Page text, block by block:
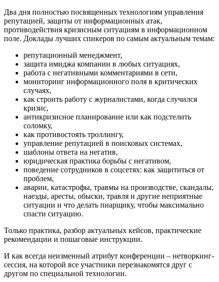
Два дня полностью посвященных технологиям управления
репутацией, защиты от информационных атак,
противодействия кризисным ситуациям в информационном
поле. Доклады лучших спикеров по самым актуальным темам:
репутационный менеджмент,
защита имиджа компании в любых ситуациях,
работа с негативными комментариями в сети,
мониторинг информационного поля в критических
случаях,
как строить работу с журналистами, когда случился
кризис,
антикризисное планирование или как подстелить
соломку,
как противостоять троллингу,
управление репутацией в поисковых системах,
шаблоны ответа на негатив,
юридическая практика борьбы с негативом,
поведение сотрудников в соцсетях: как защититься от
проблем,
аварии, катастрофы, травмы на производстве, скандалы,
наезды, аресты, обыски, травля и другие неприятные
ситуации и что делать пиарщику, чтобы максимально
спасти ситуацию.
Только практика, разбор актуальныx кейсов, практические
рекомендации и пошаговые инструкции.
И как всегда неизменный атрибут конференции – нетворкинг-
сессия, на которой все участники перезнакомятся друг с
другом по специальной теxнологии.